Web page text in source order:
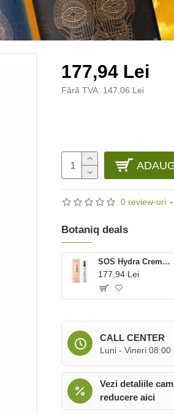
0 review-uri -
177,94 Lei
Fără TVA: 147,06 Lei
CALL CENTER
Luni - Vineri 08:00
Vezi detaliile
reducere aici
Botaniq deals
SOS Hydra Crema rehidratanta (50 ml), Madara
177,94 Lei